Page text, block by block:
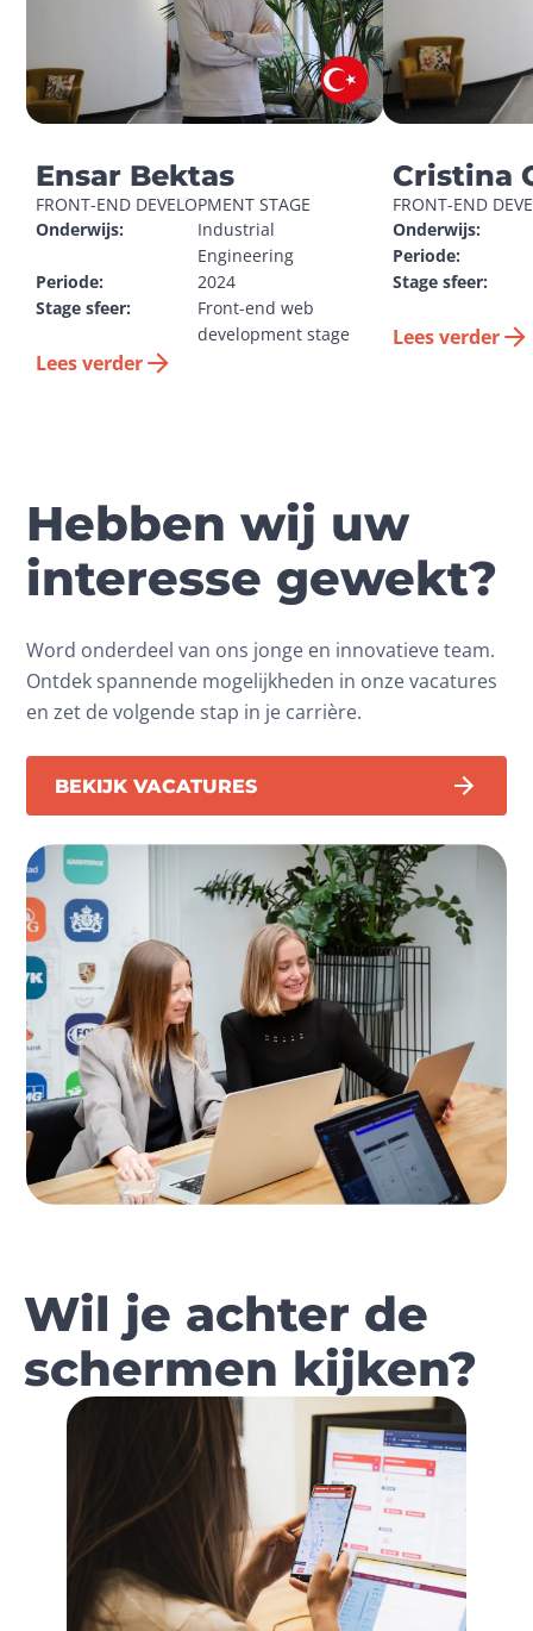
Ensar Bektas
FRONT-END DEVELOPMENT STAGE
Onderwijs:
Industrial
Engineering
Periode:
2024
Stage sfeer:
Front-end web
development stage
Lees verder
Cristina
FRONT-END
Onderwijs:
Periode:
Stage sfeer:
Lees verder
Hebben wij uw
interesse gewekt?
Word onderdeel van ons jonge en innovatieve team.
Ontdek spannende mogelijkheden in onze vacatures
en zet de volgende stap in je carrière.
BEKIJK VACATURES
Wil je achter de
schermen kijken?